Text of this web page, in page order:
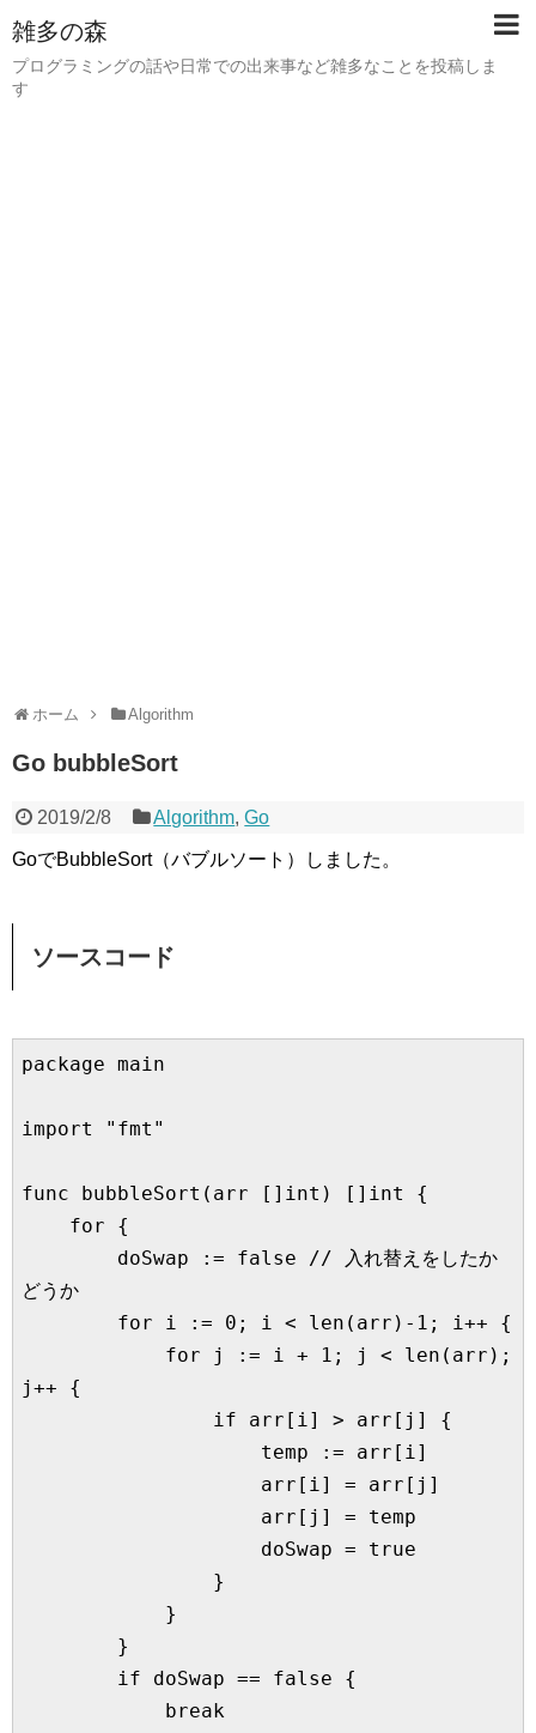
雑多の森
プログラミングの話や日常での出来事など雑多なことを投稿しま
す
ホーム Algorithm
Go bubbleSort
2019/2/8 Algorithm,Go
GoでBubbleSort（バブルソート）しました。
ソースコード
package main
import "fmt"
func bubbleSort(arr []int) []int {
どうか
j++ {